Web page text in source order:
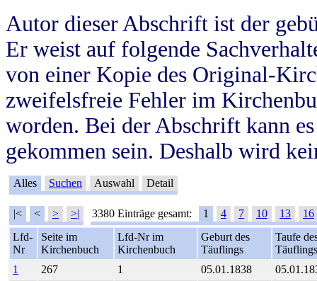
Autor dieser Abschrift ist der
Er weist auf folgende
von einer Kopie des Original-
zweifelsfreie Fehler im
worden. Bei der Abschrift kann
gekommen sein. Deshalb wird
Alles Suchen Auswahl Detail
|< < > >| 3380 Einträge gesamt: 1 4 7 10 13
16
Lfd-
Nr
Seite im
Kirchenbuch
Lfd-Nr im
Kirchenbuch
Geburt des
Täuflings
Taufe
Täuflings
1
267 1 05.01.1838